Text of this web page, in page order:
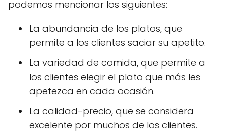
podemos mencionar los siguientes:
La abundancia de los platos, que
permite a los clientes saciar su apetito.
La variedad de comida, que permite a
los clientes elegir el plato que más les
apetezca en cada ocasión.
La calidad-precio, que se considera
excelente por muchos de los clientes.